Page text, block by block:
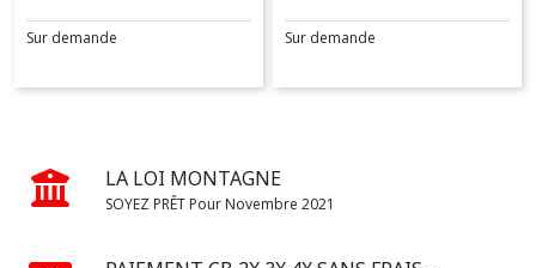
Sur demande Sur demande
LA LOI MONTAGNE
SOYEZ PRÊT Pour Novembre 2021